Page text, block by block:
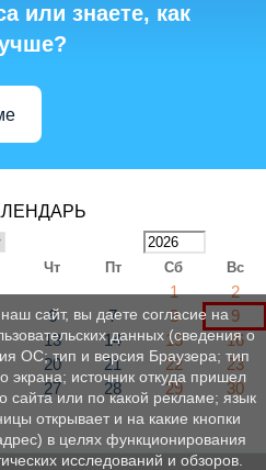
или знаете, как
Чт Пт Сб
Вс
1 2
6 7 8 9
13 14 15 16
20 21 22 23
27 28 29 30
сайт, вы даете согласие на
данных (сведения о
ОС; тип и версия Браузера; тип
экрана; источник откуда пришел
сайта или по какой рекламе; язык
открывает и на какие кнопки
в целях функционирования
исследований и обзоров.